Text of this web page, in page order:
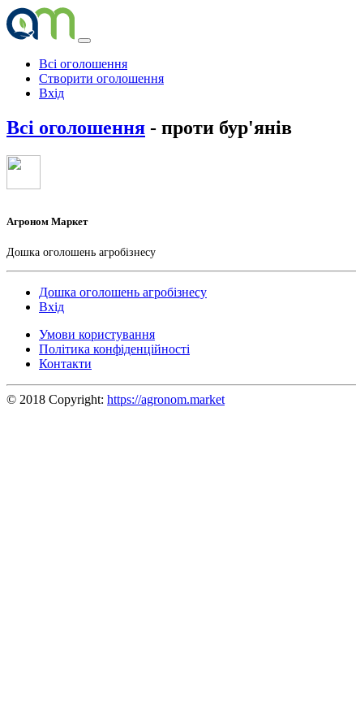
Всі оголошення
Створити оголошення
Вхід
Всі оголошення - проти бур'янів
Агроном Маркет
Дошка оголошень агробізнесу
Дошка оголошень агробізнесу
Вхід
Умови користування
Політика конфіденційності
Контакти
© 2018 Copyright: https://agronom.market